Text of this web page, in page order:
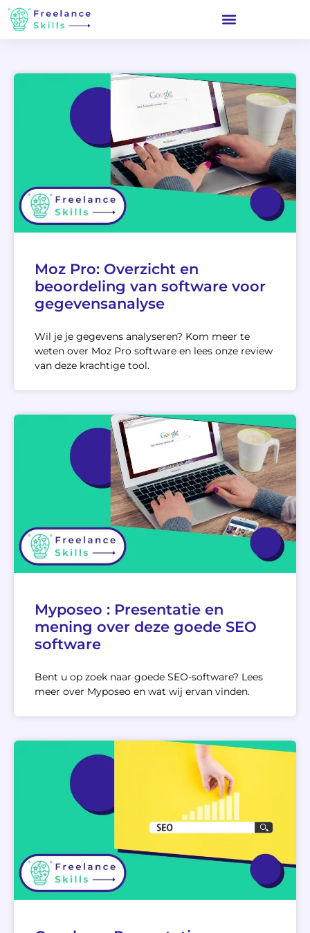
Moz Pro: Overzicht en
beoordeling van software voor
gegevensanalyse
Wil je je gegevens analyseren? Kom meer te
weten over Moz Pro software en lees onze review
van deze krachtige tool.
Myposeo : Presentatie en
mening over deze goede SEO
software
Bent u op zoek naar goede SEO-software? Lees
meer over Myposeo en wat wij ervan vinden.